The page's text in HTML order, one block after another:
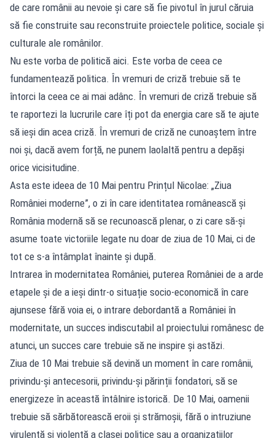
de care românii au nevoie și care să fie pivotul în jurul căruia
să fie construite sau reconstruite proiectele politice, sociale și
culturale ale românilor.
Nu este vorba de politică aici. Este vorba de ceea ce
fundamentează politica. În vremuri de criză trebuie să te
întorci la ceea ce ai mai adânc. În vremuri de criză trebuie să
te raportezi la lucrurile care îți pot da energia care să te ajute
să ieși din acea criză. În vremuri de criză ne cunoaștem între
noi și, dacă avem forță, ne punem laolaltă pentru a depăși
orice vicisitudine.
Asta este ideea de 10 Mai pentru Prințul Nicolae: „Ziua
României moderne”, o zi în care identitatea românească și
România modernă să se recunoască plenar, o zi care să-și
asume toate victoriile legate nu doar de ziua de 10 Mai, ci de
tot ce s-a întâmplat înainte și după.
Intrarea în modernitatea României, puterea României de a arde
etapele și de a ieși dintr-o situație socio-economică în care
ajunsese fără voia ei, o intrare debordantă a României în
modernitate, un succes indiscutabil al proiectului românesc de
atunci, un succes care trebuie să ne inspire și astăzi.
Ziua de 10 Mai trebuie să devină un moment în care românii,
privindu-și antecesorii, privindu-și părinții fondatori, să se
energizeze în această întâlnire istorică. De 10 Mai, oamenii
trebuie să sărbătorească eroii și strămoșii, fără o intruziune
virulentă și violentă a clasei politice sau a organizațiilor